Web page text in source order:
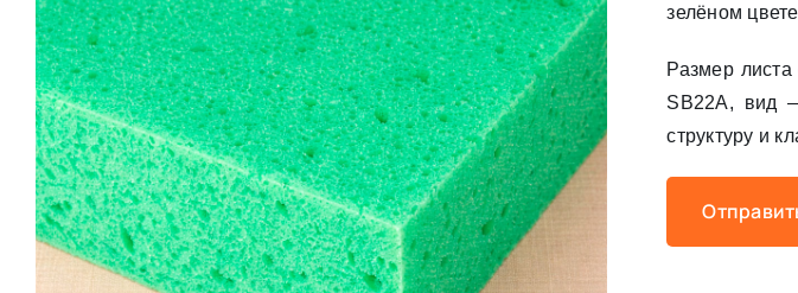
зелёном
Размер
SB22A, вид
структуру и